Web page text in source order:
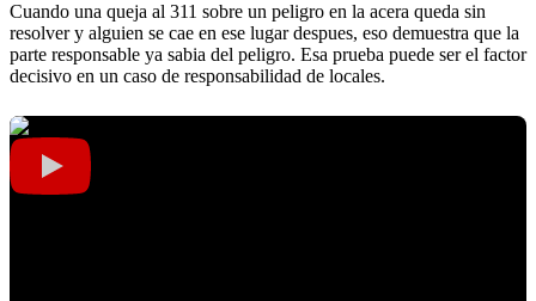
Cuando una queja al 311 sobre un peligro en la acera queda sin
resolver y alguien se cae en ese lugar despues, eso demuestra que la
parte responsable ya sabia del peligro. Esa prueba puede ser el factor
decisivo en un caso de responsabilidad de locales.